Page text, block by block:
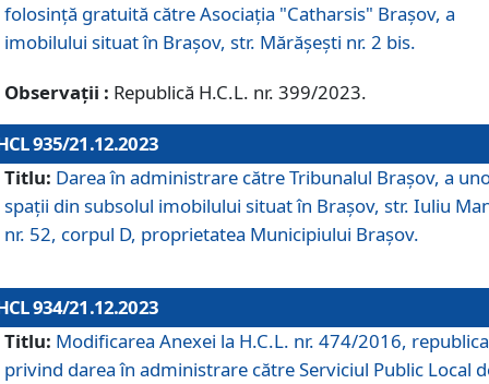
folosinţă gratuită către Asociaţia "Catharsis" Brașov, a
imobilului situat în Braşov, str. Mărăşeşti nr. 2 bis.
Observații : Republică H.C.L. nr. 399/2023.
935/21.12.2023
Titlu: Darea în administrare către Tribunalul Brașov, a
spații din subsolul imobilului situat în Brașov, str. Iuliu
nr. 52, corpul D, proprietatea Municipiului Brașov.
934/21.12.2023
Titlu: Modificarea Anexei la H.C.L. nr. 474/2016,
privind darea în administrare către Serviciul Public Local